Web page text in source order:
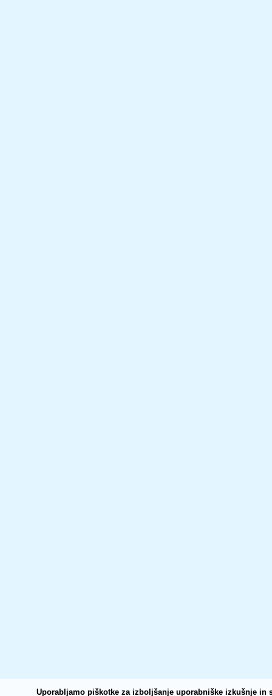
Uporabljamo piškotke za izboljšanje uporabniške izkušnje in